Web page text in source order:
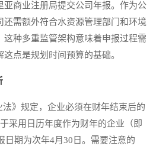
亚商业注册局提交公司年报。作为公
还需额外符合水资源管理部门和环境
种多重监管架构意味着申报过程需
点是规划时间预算的基础。
》规定，企业必须在财年结束后的
采用日历年度作为财年的企业（即
日期为次年4月30日。需要注意的